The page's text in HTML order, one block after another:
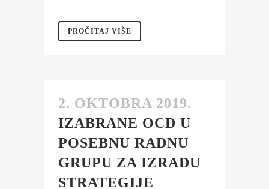
PROČITAJ VIŠE
2. OKTOBRA 2019.
IZABRANE OCD U
POSEBNU RADNU
GRUPU ZA IZRADU
STRATEGIJE